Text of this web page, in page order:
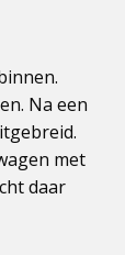
Na een
met
daar